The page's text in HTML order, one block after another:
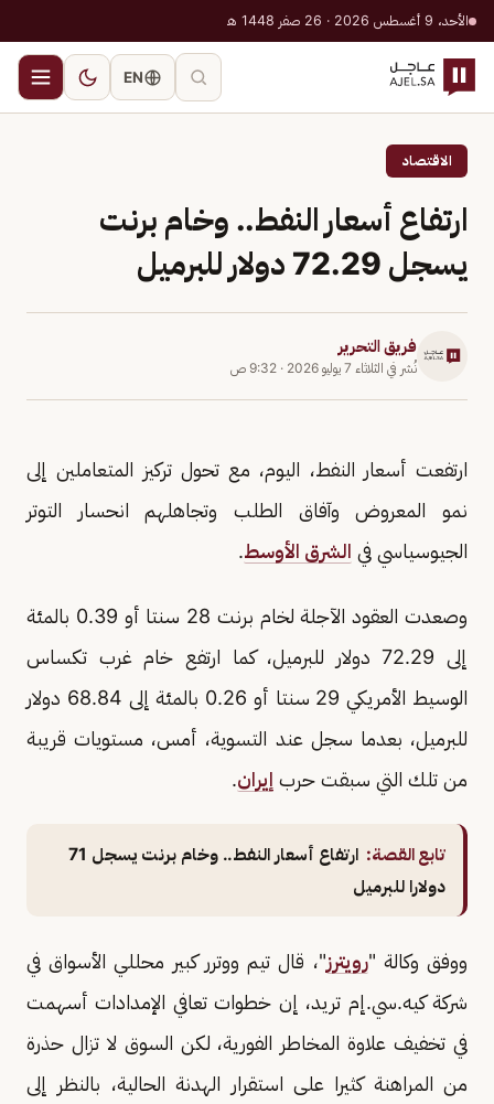
الأحد، 9 أغسطس 2026 · 26 صفر 1448 هـ
EN
الاقتصاد
ارتفاع أسعار النفط.. وخام برنت
يسجل 72.29 دولار للبرميل
فريق التحرير
نُشر في الثلاثاء 7 يوليو 2026 · 9:32 ص
ارتفعت أسعار النفط، اليوم، مع تحول تركيز المتعاملين إلى
نمو المعروض وآفاق الطلب وتجاهلهم انحسار التوتر
الجيوسياسي في الشرق الأوسط.
وصعدت العقود الآجلة ‌لخام برنت 28 سنتا أو 0.39 بالمئة
إلى 72.29 دولار للبرميل، كما ارتفع خام غرب تكساس
الوسيط الأمريكي 29 سنتا أو 0.26 بالمئة إلى 68.84 دولار
للبرميل، بعدما سجل عند التسوية، أمس، مستويات قريبة
من ⁠تلك التي سبقت حرب إيران.
تابع القصة:
ارتفاع أسعار النفط.. وخام برنت يسجل 71
دولارا للبرميل
ووفق وكالة "رويترز"، قال تيم ووترر كبير محللي الأسواق في
شركة كيه.سي.إم تريد، إن خطوات تعافي الإمدادات أسهمت
في تخفيف علاوة المخاطر الفورية، لكن السوق لا تزال حذرة
من المراهنة كثيرا على استقرار الهدنة الحالية، بالنظر إلى